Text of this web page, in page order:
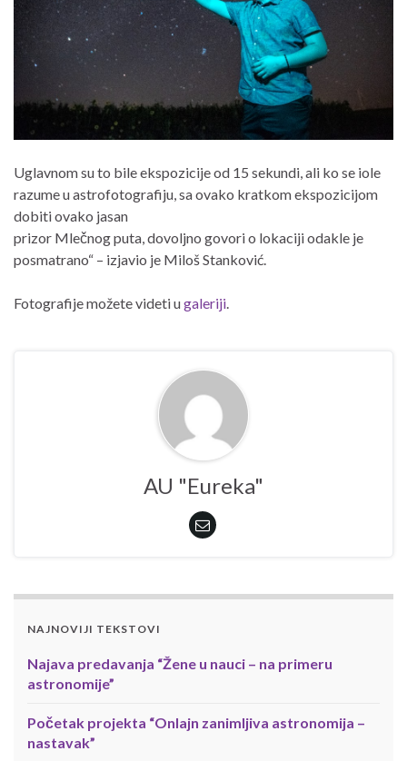
Uglavnom su to bile ekspozicije od 15 sekundi, ali ko se iole
razume u astrofotografiju, sa ovako kratkom ekspozicijom
dobiti ovako jasan
prizor Mlečnog puta, dovoljno govori o lokaciji odakle je
posmatrano“ – izjavio je Miloš Stanković.
Fotografije možete videti ugaleriji.
AU "Eureka"
NAJNOVIJI TEKSTOVI
Najava predavanja “Žene u nauci – na primeru
astronomije”
Početak projekta “Onlajn zanimljiva astronomija –
nastavak”